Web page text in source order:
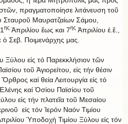
πραγματοποίησε λιτάνευση τοῦ
Σταυροῦ Μαυρατζαίων Σάμου,
ηςἈπριλίου ἕως και 7ηςἈπριλίου ἐ.ἔ.,
Σεβ. Ποιμενάρχης μας.
Ξύλου εἰς τό Παρεκκλήσιον τῶν
τοῦ Ἁγιορείτου, εἰς τήν θέσιν
καί θεία Λειτουργία εἰς τό
καί Ὁσίου Παϊσίου τοῦ
εἰς τήν πλατεῖα τοῦ Μεσαίου
εἰς τόν Ἱερόν Ναόν Τιμίου
Ὑποδοχή Τιμίου Ξύλου εἰς τόν